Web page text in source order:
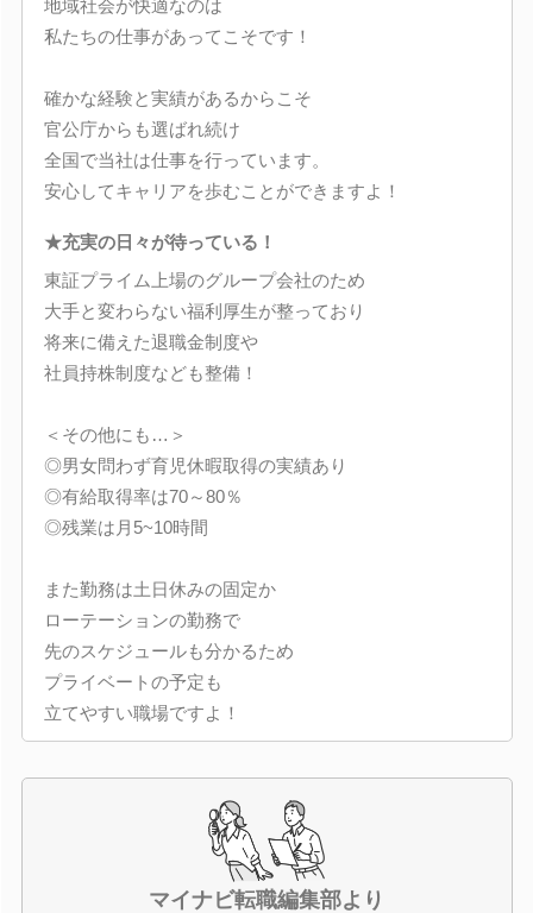
地域社会が快適なのは
私たちの仕事があってこそです！
確かな経験と実績があるからこそ
官公庁からも選ばれ続け
全国で当社は仕事を行っています。
安心してキャリアを歩むことができますよ！
★充実の日々が待っている！
東証プライム上場のグループ会社のため
大手と変わらない福利厚生が整っており
将来に備えた退職金制度や
社員持株制度なども整備！
＜その他にも…＞
◎男女問わず育児休暇取得の実績あり
◎有給取得率は70～80％
◎残業は月5~10時間
また勤務は土日休みの固定か
ローテーションの勤務で
先のスケジュールも分かるため
プライベートの予定も
立てやすい職場ですよ！
マイナビ転職編集部より